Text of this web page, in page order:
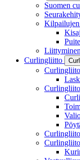
Suomen
Kilpailujen
Curlingliitto